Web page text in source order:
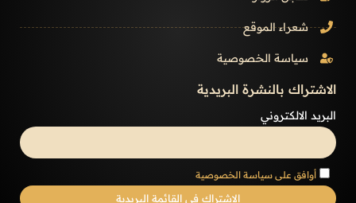
شعراء الموقع
سياسة الخصوصية
الاشتراك بالنشرة البريدية
البريد الالكتروني
أوافق على سياسة الخصوصية